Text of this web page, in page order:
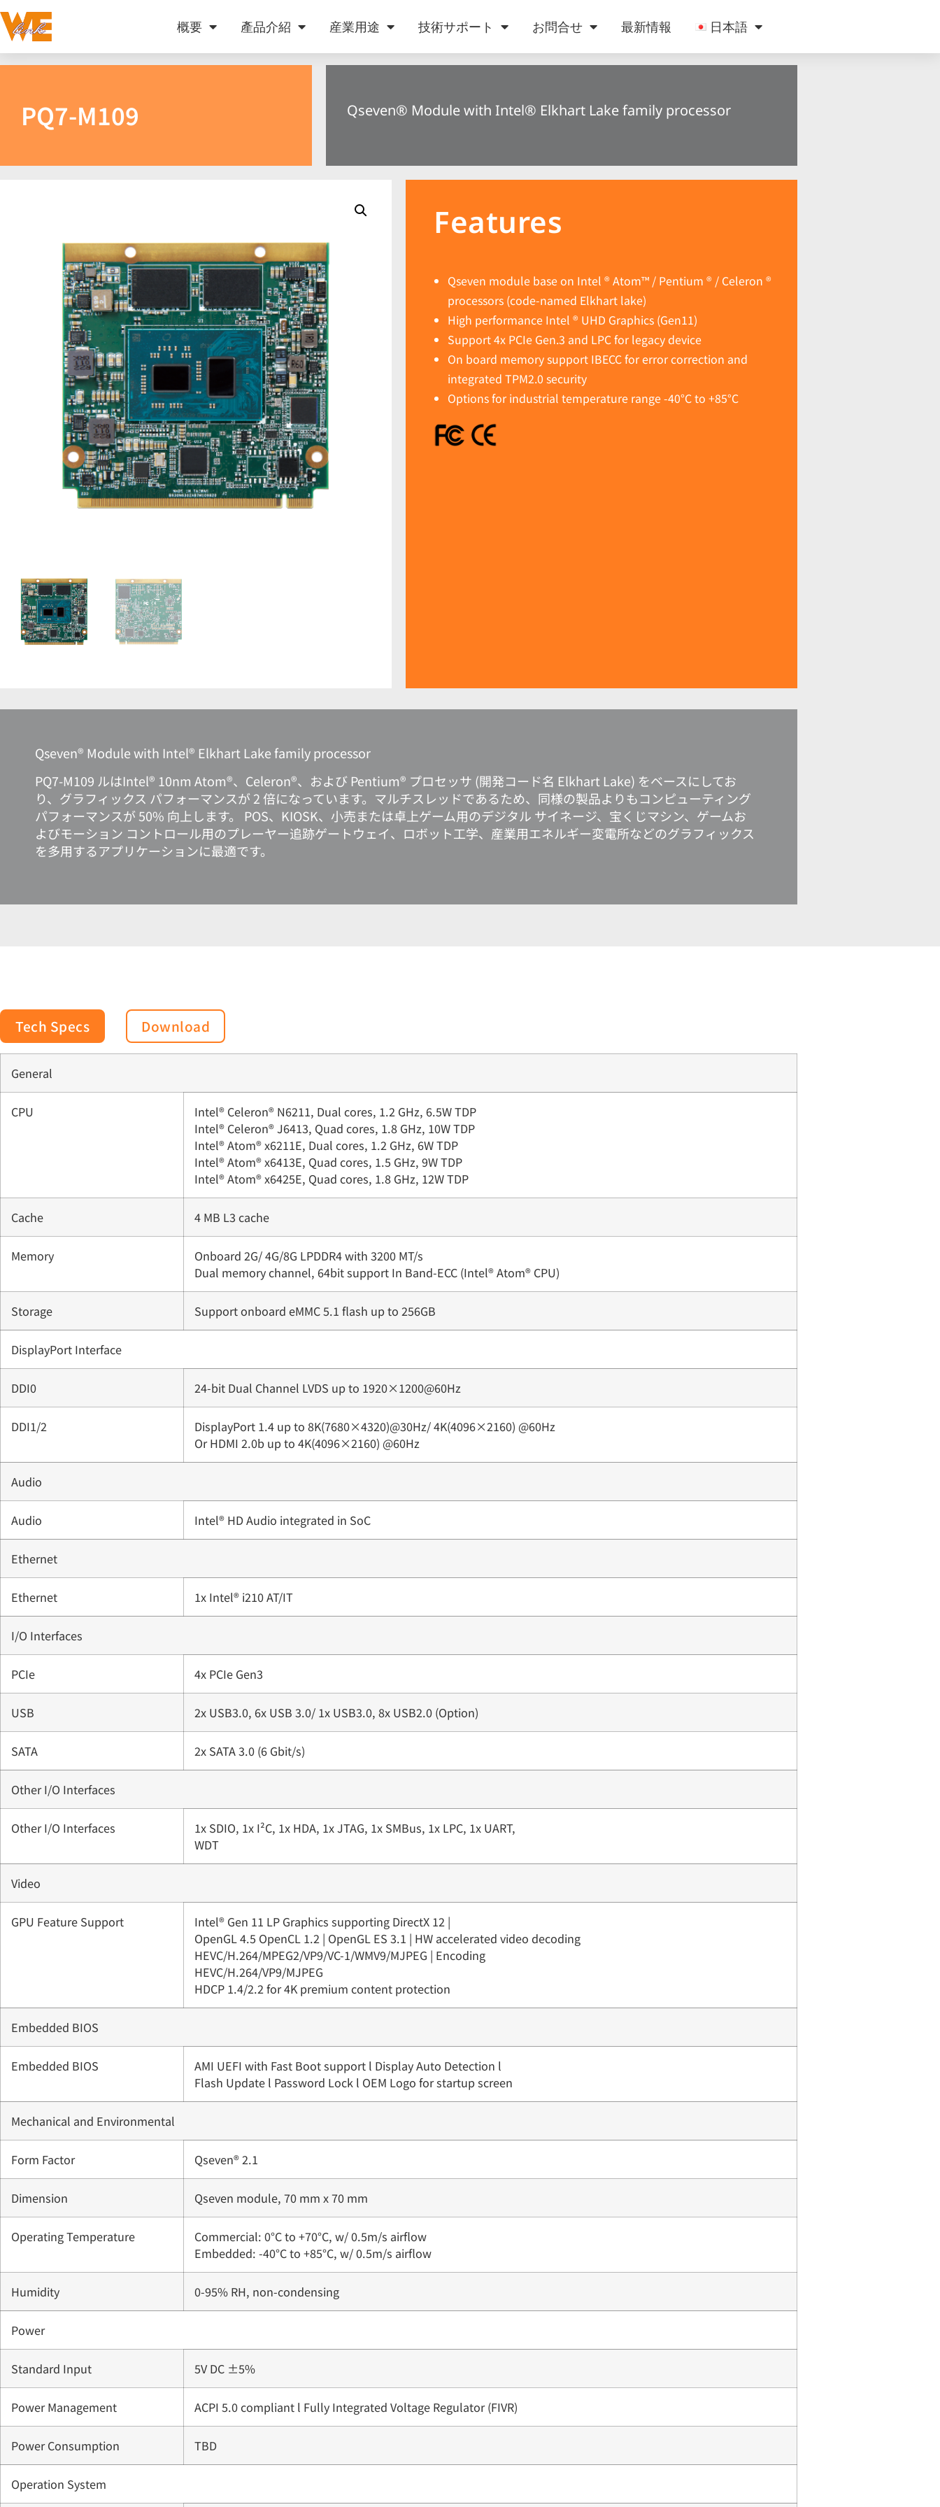
概要 產品介紹 産業用途 技術サポート お問合せ 最新情報 日本語
PQ7-M109 Qseven® Module with Intel® Elkhart Lake family processor
Features
Qseven module base on Intel ® Atom™ / Pentium ® / Celeron ®
processors (code-named Elkhart lake)
High performance Intel ® UHD Graphics (Gen11)
Support 4x PCIe Gen.3 and LPC for legacy device
On board memory support IBECC for error correction and
integrated TPM2.0 security
Options for industrial temperature range -40°C to +85°C
Qseven® Module with Intel® Elkhart Lake family processor
PQ7-M109 ルはIntel® 10nm Atom®、Celeron®、および Pentium® プロセッサ (開発コード名 Elkhart Lake) をベースにしてお
り、グラフィックス パフォーマンスが 2 倍になっています。マルチスレッドであるため、同様の製品よりもコンピューティング
パフォーマンスが 50% 向上します。 POS、KIOSK、小売または卓上ゲーム用のデジタル サイネージ、宝くじマシン、ゲームお
よびモーション コントロール用のプレーヤー追跡ゲートウェイ、ロボット工学、産業用エネルギー変電所などのグラフィックス
を多用するアプリケーションに最適です。
Tech Specs Download
General
CPU
Intel® Celeron® N6211, Dual cores, 1.2 GHz, 6.5W TDP
Intel® Celeron® J6413, Quad cores, 1.8 GHz, 10W TDP
Intel® Atom® x6211E, Dual cores, 1.2 GHz, 6W TDP
Intel® Atom® x6413E, Quad cores, 1.5 GHz, 9W TDP
Intel® Atom® x6425E, Quad cores, 1.8 GHz, 12W TDP
Cache 4 MB L3 cache
Memory
Onboard 2G/ 4G/8G LPDDR4 with 3200 MT/s
Dual memory channel, 64bit support In Band-ECC (Intel® Atom® CPU)
Storage Support onboard eMMC 5.1 flash up to 256GB
DisplayPort Interface
DDI0 24-bit Dual Channel LVDS up to 1920×1200@60Hz
DDI1/2
DisplayPort 1.4 up to 8K(7680×4320)@30Hz/ 4K(4096×2160) @60Hz
Or HDMI 2.0b up to 4K(4096×2160) @60Hz
Audio
Audio Intel® HD Audio integrated in SoC
Ethernet
Ethernet 1x Intel® i210 AT/IT
I/O Interfaces
PCIe 4x PCIe Gen3
USB 2x USB3.0, 6x USB 3.0/ 1x USB3.0, 8x USB2.0 (Option)
SATA 2x SATA 3.0 (6 Gbit/s)
Other I/O Interfaces
Other I/O Interfaces
1x SDIO, 1x I²C, 1x HDA, 1x JTAG, 1x SMBus, 1x LPC, 1x UART,
WDT
Video
GPU Feature Support
Intel® Gen 11 LP Graphics supporting DirectX 12 |
OpenGL 4.5 OpenCL 1.2 | OpenGL ES 3.1 | HW accelerated video decoding
HEVC/H.264/MPEG2/VP9/VC-1/WMV9/MJPEG | Encoding
HEVC/H.264/VP9/MJPEG
HDCP 1.4/2.2 for 4K premium content protection
Embedded BIOS
Embedded BIOS
AMI UEFI with Fast Boot support l Display Auto Detection l
Flash Update l Password Lock l OEM Logo for startup screen
Mechanical and Environmental
Form Factor Qseven® 2.1
Dimension Qseven module, 70 mm x 70 mm
Operating Temperature
Commercial: 0°C to +70°C, w/ 0.5m/s airflow
Embedded: -40°C to +85°C, w/ 0.5m/s airflow
Humidity 0-95% RH, non-condensing
Power
Standard Input 5V DC ±5%
Power Management ACPI 5.0 compliant l Fully Integrated Voltage Regulator (FIVR)
Power Consumption TBD
Operation System